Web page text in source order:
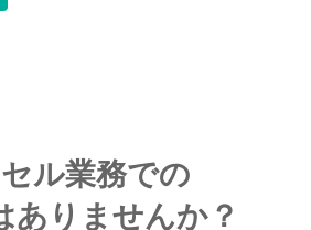
ル業務での
ありませんか？